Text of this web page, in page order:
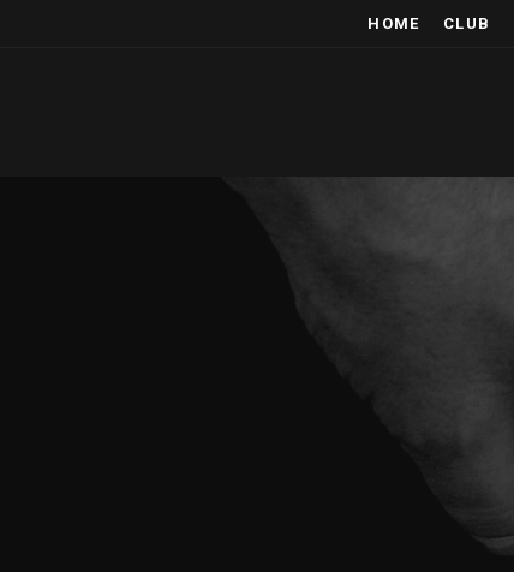
HOME CLUB